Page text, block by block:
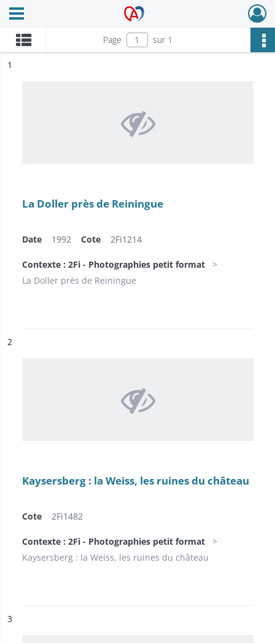
Archives Alsace - Colmar
Ouvrir le menu déroulant
Page sur 1
n°
1
La Doller près de Reiningue
Date 1992 Cote 2Fi1214
Contexte : 2Fi - Photographies petit format
La Doller près de Reiningue
n°
2
Kaysersberg : la Weiss, les ruines du château
Cote 2Fi1482
Contexte : 2Fi - Photographies petit format
Kaysersberg : la Weiss, les ruines du château
n°
3